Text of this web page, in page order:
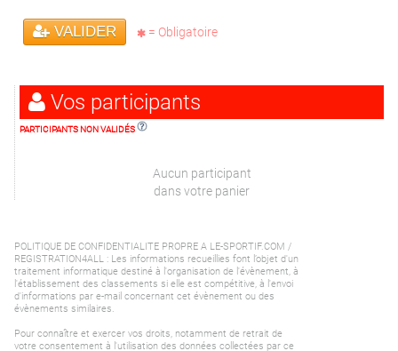
VALIDER = Obligatoire
Vos participants
PARTICIPANTS NON VALIDÉS
Aucun participant
dans votre panier
POLITIQUE DE CONFIDENTIALITE PROPRE A LE-SPORTIF.COM /
REGISTRATION4ALL : Les informations recueillies font l’objet d'un
traitement informatique destiné à l'organisation de l'évènement, à
l'établissement des classements si elle est compétitive, à l'envoi
d'informations par e-mail concernant cet évènement ou des
évènements similaires.
Pour connaître et exercer vos droits, notamment de retrait de
votre consentement à l'utilisation des données collectées par ce